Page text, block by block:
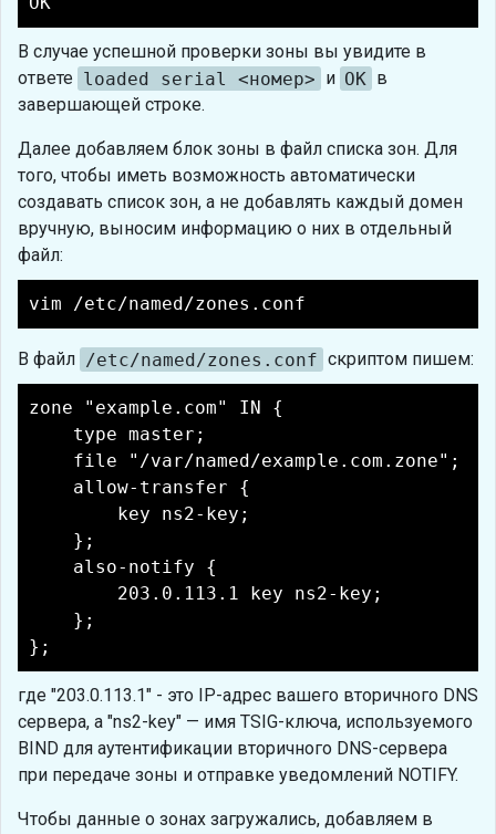
В случае успешной проверки зоны вы увидите в
ответе loaded serial <номер> и OK в
завершающей строке.
Далее добавляем блок зоны в файл списка зон. Для
того, чтобы иметь возможность автоматически
создавать список зон, а не добавлять каждый домен
вручную, выносим информацию о них в отдельный
файл:
vim /etc/named/zones.conf
В файл /etc/named/zones.conf скриптом пишем:
zone "example.com" IN {
type master;
file "/var/named/example.com.zone";
allow-transfer {
key ns2-key;
};
also-notify {
203.0.113.1 key ns2-key;
};
};
где "203.0.113.1" - это IP-адрес вашего вторичного DNS
сервера, а "ns2-key" — имя TSIG-ключа, используемого
BIND для аутентификации вторичного DNS-сервера
при передаче зоны и отправке уведомлений NOTIFY.
Чтобы данные о зонах загружались, добавляем в